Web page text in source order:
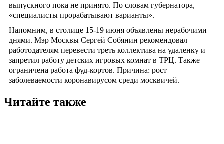
выпускного пока не принято. По словам губернатора,
«специалисты прорабатывают варианты».
Напомним, в столице 15-19 июня объявлены нерабочими
днями. Мэр Москвы Сергей Собянин рекомендовал
работодателям перевести треть коллектива на удаленку и
запретил работу детских игровых комнат в ТРЦ. Также
ограничена работа фуд-кортов. Причина: рост
заболеваемости коронавирусом среди москвичей.
Читайте также